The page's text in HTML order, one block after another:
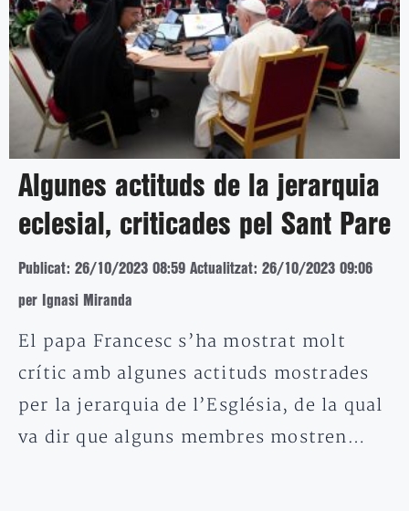
Algunes actituds de la jerarquia
eclesial, criticades pel Sant Pare
Publicat: 26/10/2023 08:59 Actualitzat: 26/10/2023 09:06
per Ignasi Miranda
El papa Francesc s’ha mostrat molt
crític amb algunes actituds mostrades
per la jerarquia de l’Església, de la qual
va dir que alguns membres mostren…